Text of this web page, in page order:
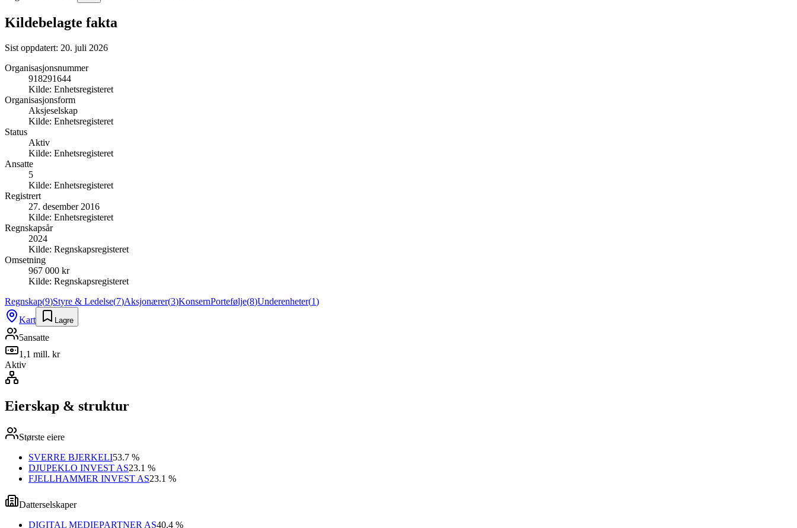
Kildebelagte fakta
Sist oppdatert: 20. juli 2026
Organisasjonsnummer
918291644
Kilde: Enhetsregisteret
Organisasjonsform
Aksjeselskap
Kilde: Enhetsregisteret
Status
Aktiv
Kilde: Enhetsregisteret
Ansatte
5
Kilde: Enhetsregisteret
Registrert
27. desember 2016
Kilde: Enhetsregisteret
Regnskapsår
2024
Kilde: Regnskapsregisteret
Omsetning
967 000 kr
Kilde: Regnskapsregisteret
Regnskap(9)Styre & Ledelse(7)Aksjonærer(3)KonsernPortefølje(8)Underenheter(1)
Kart
Lagre
5ansatte
1,1 mill. kr
Aktiv
Eierskap & struktur
Største eiere
SVERRE BJERKELI53.7 %
DJUPEKLO INVEST AS23.1 %
FJELLHAMMER INVEST AS23.1 %
Datterselskaper
DIGITAL MEDIEPARTNER AS40.4 %